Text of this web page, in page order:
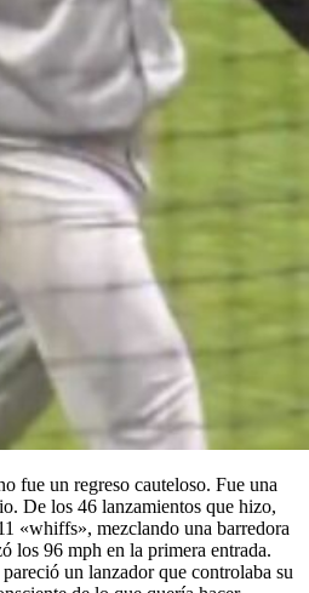
fue un regreso cauteloso. Fue una
De los 46 lanzamientos que hizo,
«whiffs», mezclando una barredora
los 96 mph en la primera entrada.
un lanzador que controlaba su